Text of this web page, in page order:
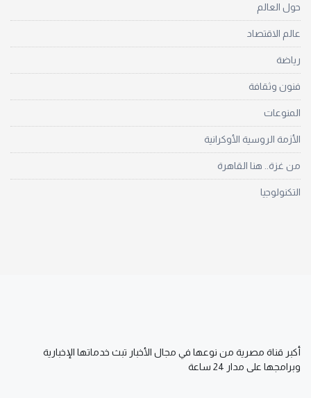
حول العالم
عالم الاقتصاد
رياضة
فنون وثقافة
المنوعات
الأزمة الروسية الأوكرانية
من غزة.. هنا القاهرة
التكنولوجيا
أكبر قناة مصرية من نوعها في مجال الأخبار تبث خدماتها الإخبارية
وبرامجها على مدار 24 ساعة